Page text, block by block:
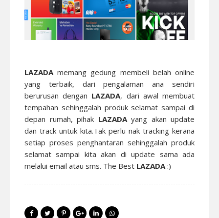
LAZADAmemang gedung membeli belah online
yang terbaik, dari pengalaman ana sendiri
berurusan dengan LAZADA, dari awal membuat
tempahan sehinggalah produk selamat sampai di
depan rumah, pihak LAZADA yang akan update
dan track untuk kita.Tak perlu nak tracking kerana
setiap proses penghantaran sehinggalah produk
selamat sampai kita akan di update sama ada
melalui email atau sms. The Best LAZADA:)